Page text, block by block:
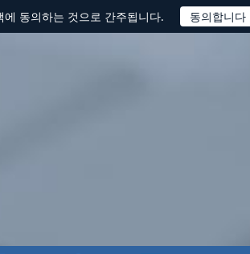
동의하는 것으로 간주됩니다.